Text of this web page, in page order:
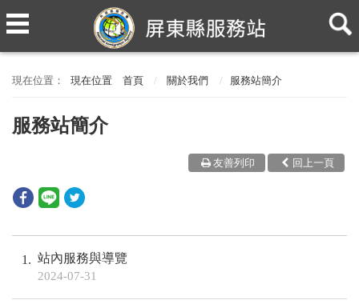
現在位置 首頁 關於我們 服務站簡介
服務站簡介
回上一頁
友善列印
1 站內服務與導覽
2024-07-31